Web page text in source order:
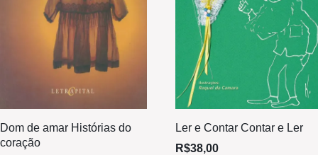
Dom de amar Histórias do
coração
Ler e Contar Contar e Ler
R$38,00